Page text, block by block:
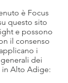
è Focus
questo sito
e possono
il consenso
i
dei
Alto Adige: